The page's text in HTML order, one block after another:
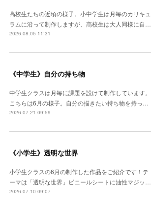
高校生たちの近頃の様子。小中学生は月毎のカリキュ
ラムに沿って制作しますが、高校生は大人同様に自…
2026.08.05 11:31
《中学生》自分の持ち物
中学生クラスは月毎に課題を設けて制作しています。
こちらは6月の様子。自分の描きたい持ち物を持っ…
2026.07.21 09:59
《小学生》透明な世界
小学生クラスの6月の制作した作品をご紹介です！テ
ーマは「透明な世界」ビニールシートに油性マジッ…
2026.07.10 09:07